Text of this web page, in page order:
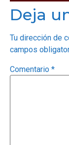
Deja
Tu dirección de
campos
Comentario *